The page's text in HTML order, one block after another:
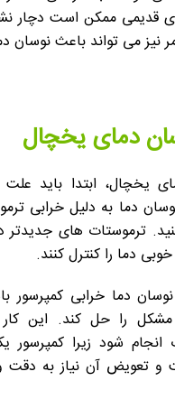
قدیمی ممکن است دچار
نیز می تواند باعث نوسان
دمای یخچال
یخچال، ابتدا باید
دما به دلیل خرابی
ترموستات های
دما را کنترل کنند.
دما خرابی کمپرسور
مشکل را حل کند. این
شود زیرا کمپرسور
تعویض آن نیاز به دقت